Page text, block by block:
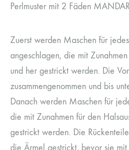
Perlmuster mit 2 Fäden
Zuerst werden Maschen für
angeschlagen, die mit
und her gestrickt werden. Die
zusammengenommen und bis
Danach werden Maschen für
die mit Zunahmen für den
gestrickt werden. Die
die Ärmel gestrickt, bevor sie mit